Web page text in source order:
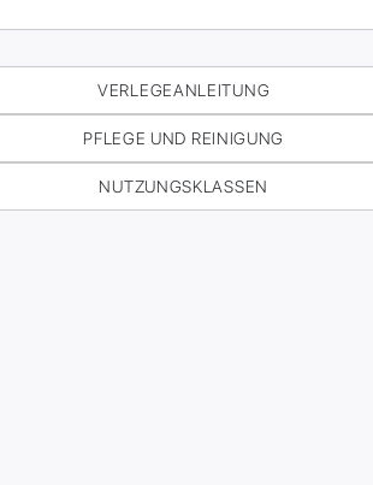
VERLEGEANLEITUNG
PFLEGE UND REINIGUNG
NUTZUNGSKLASSEN